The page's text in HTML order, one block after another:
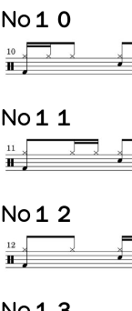
No１０
No１１
No１２